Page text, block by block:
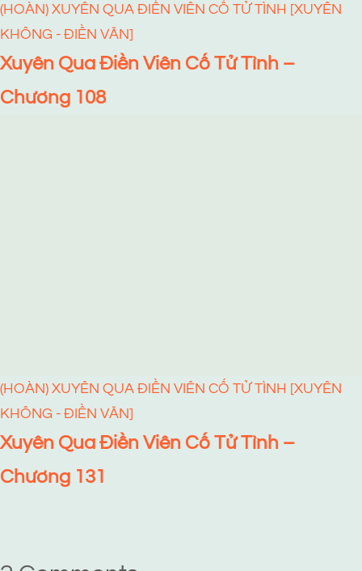
(HOÀN) XUYÊN QUA ĐIỀN VIÊN CỐ TỬ TÌNH [XUYÊN
KHÔNG - ĐIỀN VĂN]
Xuyên Qua Điền Viên Cố Tử Tình –
Chương 108
(HOÀN) XUYÊN QUA ĐIỀN VIÊN CỐ TỬ TÌNH [XUYÊN
KHÔNG - ĐIỀN VĂN]
Xuyên Qua Điền Viên Cố Tử Tình –
Chương 131